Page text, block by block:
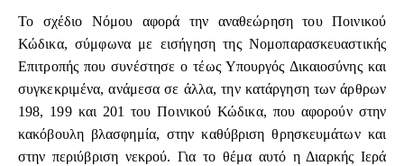
Το σχέδιο Νόμου αφορά την αναθεώρηση του Ποινικού
Κώδικα, σύμφωνα με εισήγηση της Νομοπαρασκευαστικής
Επιτροπής που συνέστησε ο τέως Υπουργός Δικαιοσύνης και
συγκεκριμένα, ανάμεσα σε άλλα, την κατάργηση των άρθρων
198, 199 και 201 του Ποινικού Κώδικα, που αφορούν στην
κακόβουλη βλασφημία, στην καθύβριση θρησκευμάτων και
στην περιύβριση νεκρού. Για το θέμα αυτό η Διαρκής Ιερά